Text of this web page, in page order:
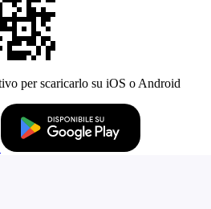
per scaricarlo su iOS o Android